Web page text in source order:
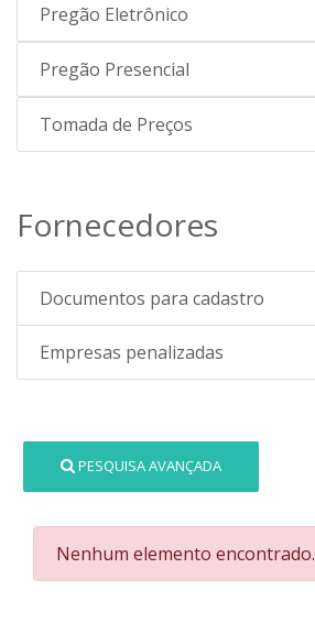
Pregão Eletrônico
Pregão Presencial
Tomada de Preços
Fornecedores
Documentos para cadastro
Empresas penalizadas
PESQUISA AVANÇADA
Nenhum elemento encontrado.